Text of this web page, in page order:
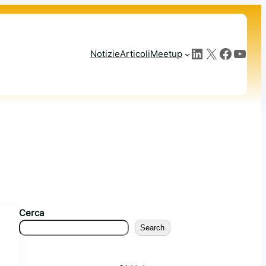
NotizieArticoliMeetup LinkedIn X Facebook YouTube
Cerca
Search